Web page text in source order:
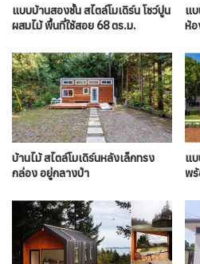
แบบบ้านสองชั้น สไตล์โมเดิร์น โชว์ปูน
ผสมไม้ พื้นที่ใช้สอย 68 ตร.ม.
แบ
ห้อ
บ้านไม้ สไตล์โมเดิร์นหลังเล็กทรง
กล่อง อยู่กลางป่า
แบ
พร้